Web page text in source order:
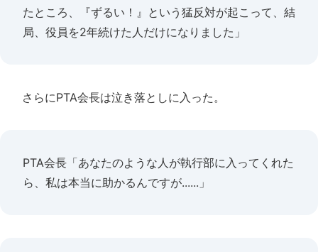
たところ、『ずるい！』という猛反対が起こって、結
局、役員を2年続けた人だけになりました」
さらにPTA会長は泣き落としに入った。
PTA会長「あなたのような人が執行部に入ってくれた
ら、私は本当に助かるんですが......」